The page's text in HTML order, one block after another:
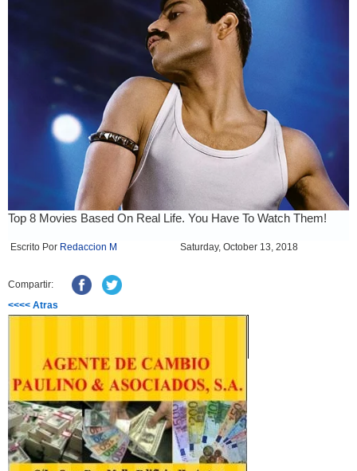
Escrito Por Redaccion M Saturday, October 13, 2018
Compartir:
<<<< Atras